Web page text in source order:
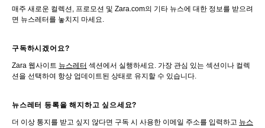
매주 새로운 컬렉션, 프로모션 및 Zara.com의 기타 뉴스에 대한 정보를 받으려
면 뉴스레터를 놓치지 마세요.
구독하시겠어요?
Zara 웹사이트 뉴스레터 섹션에서 실행하세요. 가장 관심 있는 섹션이나 컬렉
션을 선택하여 항상 업데이트된 상태로 유지할 수 있습니다.
뉴스레터 등록을 해지하고 싶으세요?
더 이상 통지를 받고 싶지 않다면 구독 시 사용한 이메일 주소를 입력하고 뉴스